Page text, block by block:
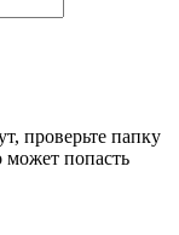
проверьте папку
может попасть